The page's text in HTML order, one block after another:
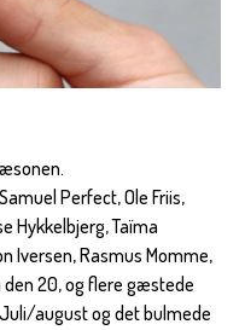
Perfect, Ole Friis,
Hykkelbjerg, Taïma
Iversen, Rasmus Momme,
den 20, og flere gæstede
august og det bulmede